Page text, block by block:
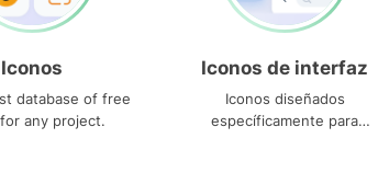
Iconos
database of free
any project.
Iconos de interfaz
Iconos diseñados
específicamente para